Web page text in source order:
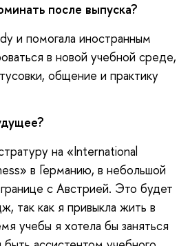
после выпуска?
и помогала иностранным
в новой учебной среде,
общение и практику
на «International
в Германию, в небольшой
с Австрией. Это будет
так как я привыкла жить в
учебы я хотела бы заняться